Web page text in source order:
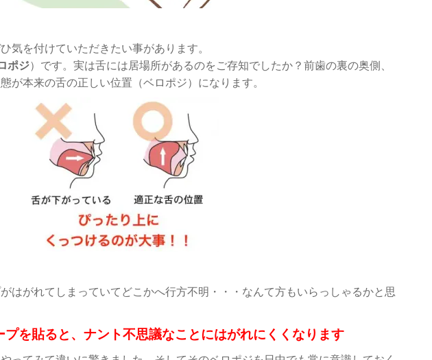
気を付けていただきたい事があります。
ポジ）です。実は舌には居場所があるのをご存知でしたか？前歯の裏の奥側、
が本来の舌の正しい位置（ベロポジ）になります。
はがれてしまっていてどこかへ行方不明・・・なんて方もいらっしゃるかと思
を貼ると、ナント不思議なことにはがれにくくなります